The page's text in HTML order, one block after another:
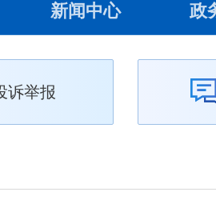
新闻中心 政
诉举报